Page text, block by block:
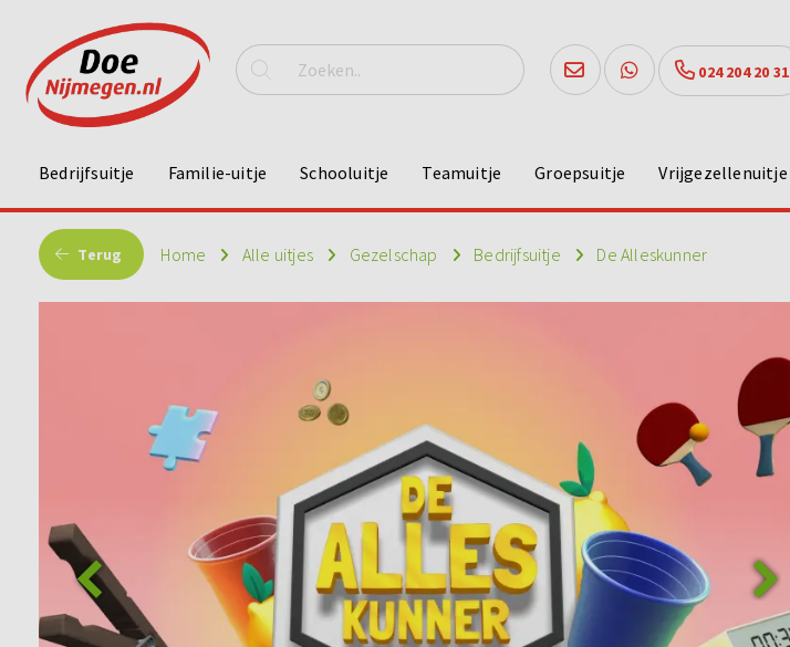
024 204 20 31
Bedrijfsuitje Familie-uitje Schooluitje Teamuitje Groepsuitje Vrijgezellenuitje
Terug Home Alle uitjes Gezelschap Bedrijfsuitje De Alleskunner